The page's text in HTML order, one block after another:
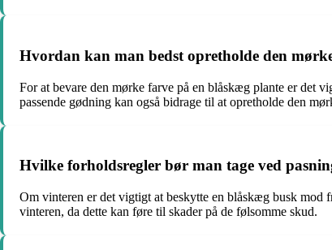
Hvordan kan man bedst opretholde den
For at bevare den mørke farve på en blåskæg plante er det
passende gødning kan også bidrage til at opretholde den
Hvilke forholdsregler bør man tage ved
Om vinteren er det vigtigt at beskytte en blåskæg busk mod
vinteren, da dette kan føre til skader på de følsomme skud.